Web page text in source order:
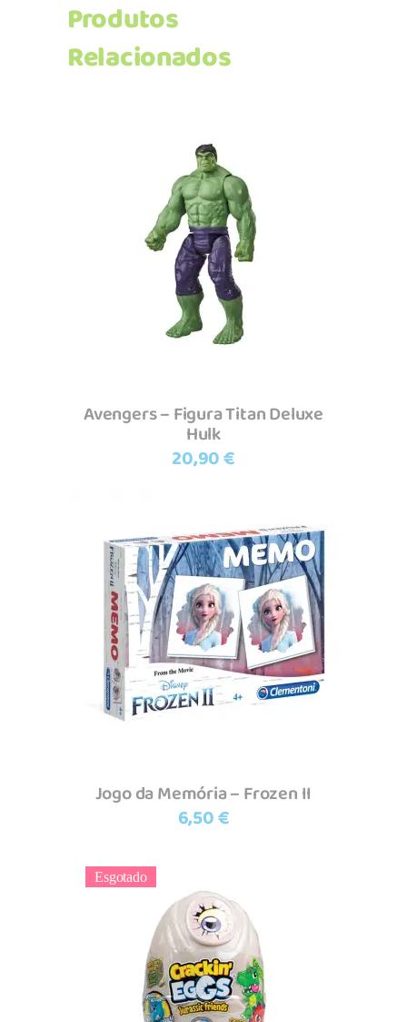
Produtos
Relacionados
Adicionar
Avengers – Figura Titan Deluxe
Hulk
20,90€
Adicionar
Jogo da Memória – Frozen II
6,50€
Esgotado
Ler mais